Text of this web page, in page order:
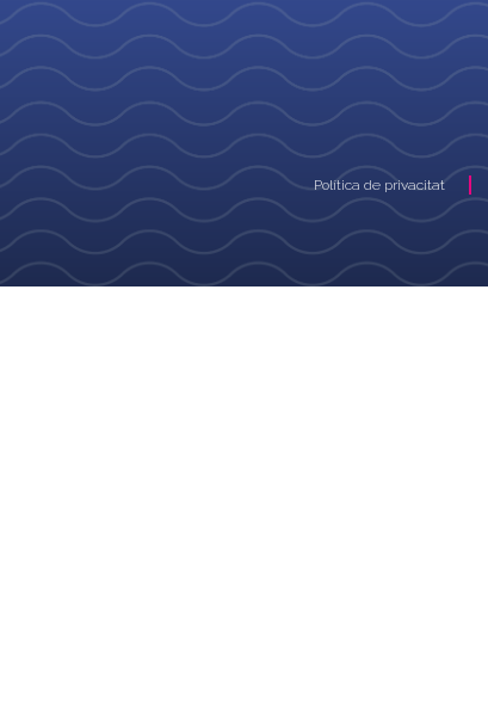
Política de privacitat